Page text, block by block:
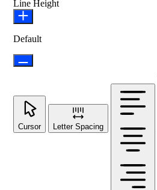
Line Height
Default
Cursor Letter Spacing